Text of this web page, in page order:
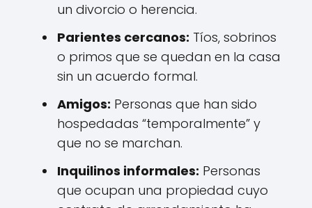
un divorcio o herencia.
Parientes cercanos: Tíos, sobrinos
o primos que se quedan en la casa
sin un acuerdo formal.
Amigos: Personas que han sido
hospedadas “temporalmente” y
que no se marchan.
Inquilinos informales: Personas
que ocupan una propiedad cuyo